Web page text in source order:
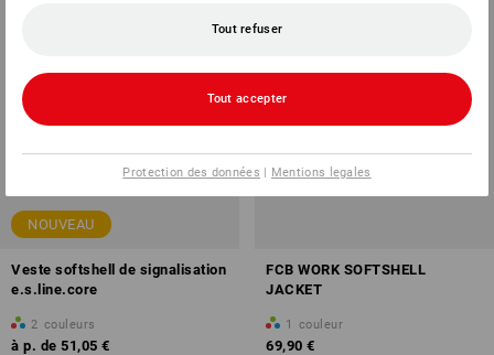
NOUVEAU
Veste softshell de signalisation
e.s.line.core
2 couleurs
à p. de 51,05 €
FCB WORK SOFTSHELL
JACKET
1 couleur
69,90 €
Tout refuser
Tout accepter
Protection des données | Mentions legales